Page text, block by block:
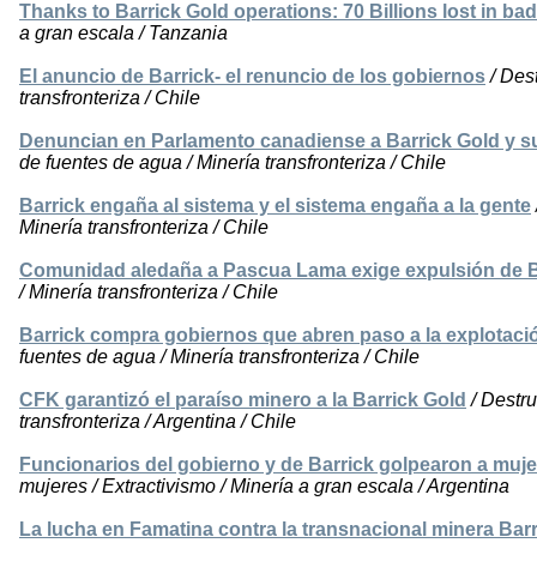
Thanks to Barrick Gold operations: 70 Billions lost in
a gran escala / Tanzania
El anuncio de Barrick- el renuncio de los gobiernos/
transfronteriza / Chile
Denuncian en Parlamento canadiense a Barrick Gold y
de fuentes de agua / Minería transfronteriza / Chile
Barrick engaña al sistema y el sistema engaña a la gente
Minería transfronteriza / Chile
Comunidad aledaña a Pascua Lama exige expulsión de
/ Minería transfronteriza / Chile
Barrick compra gobiernos que abren paso a la
fuentes de agua / Minería transfronteriza / Chile
CFK garantizó el paraíso minero a la Barrick Gold /
transfronteriza / Argentina / Chile
Funcionarios del gobierno y de Barrick golpearon a
mujeres / Extractivismo / Minería a gran escala / Argentina
La lucha en Famatina contra la transnacional minera